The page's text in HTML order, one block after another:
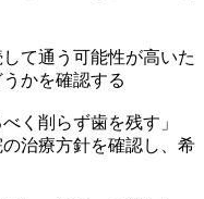
て通う可能性が高いた
かを確認する
く削らず歯を残す」
治療方針を確認し、希